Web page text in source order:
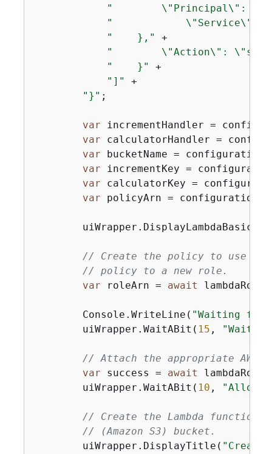
"        \"Principal\":
"            \"Service\":
"    },"
+
"        \"Action\":
"    }"
+
"]"
+
"}" ;
var incrementHandler =
var calculatorHandler =
var bucketName = configuration[
var incrementKey =
var calculatorKey =
var policyArn = configuration[
// Create the policy to use with
// policy to a new role.
var roleArn = await
        Console.WriteLine(
"Waiting for
        uiWrapper.WaitABit(
15 , "Wait
// Attach the appropriate AWS
var success = await
        uiWrapper.WaitABit(
10 , "Allow
// Create the Lambda function
// (Amazon S3) bucket.
        uiWrapper.DisplayTitle(
"Create